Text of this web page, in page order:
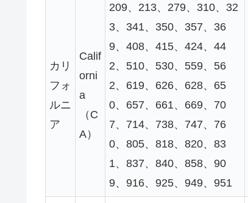
カリ
フォ
ルニ
ア
Calif
orni
a
（C
A）
209、213、279、310、32
3、341、350、357、36
9、408、415、424、44
2、510、530、559、56
2、619、626、628、65
0、657、661、669、70
7、714、738、747、76
0、805、818、820、83
1、837、840、858、90
9、916、925、949、951